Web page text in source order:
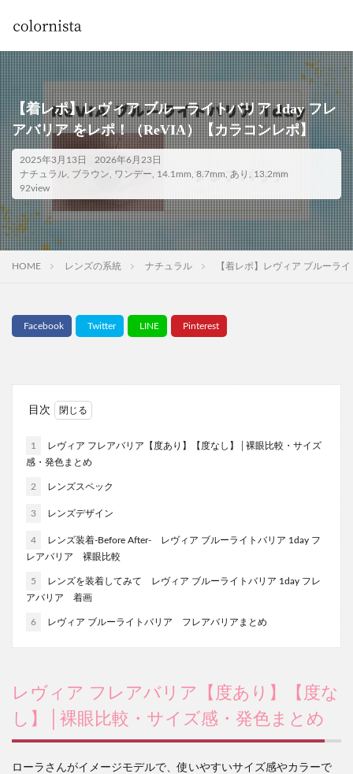
【着レポ】レヴィア ブルーライトバリア 1day フレ
アバリア をレポ！（ReVIA）【カラコンレポ】
2025年3月13日
2026年6月23日
ナチュラル ブラウン ワンデー 14.1mm 8.7mm あり
13.2mm
92view
HOME レンズの系統 ナチュラル 【着レポ】レヴィア ブルーラ
目次
1
レヴィア フレアバリア【度あり】【度なし】│裸眼比較・サイズ
感・発色まとめ
2 レンズスペック
3 レンズデザイン
4
レンズ装着-Before After- レヴィア ブルーライトバリア 1day フ
レアバリア 裸眼比較
5
レンズを装着してみて レヴィア ブルーライトバリア 1day フレ
アバリア 着画
6 レヴィア ブルーライトバリア フレアバリアまとめ
レヴィア フレアバリア【度あり】【度な
し】│裸眼比較・サイズ感・発色まとめ
ローラさんがイメージモデルで、使いやすいサイズ感やカラーで